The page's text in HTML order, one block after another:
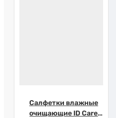
Салфетки влажные
очищающие ID Care